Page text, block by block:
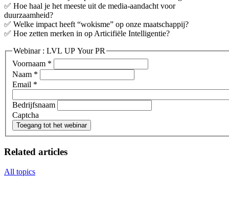
✅ Hoe haal je het meeste uit de media-aandacht voor
duurzaamheid?
✅ Welke impact heeft “wokisme” op onze maatschappij?
✅ Hoe zetten merken in op Articifiële Intelligentie?
Webinar : LVL UP Your PR
Voornaam *
Naam *
Email *
Bedrijfsnaam
Captcha
Toegang tot het webinar
Related articles
All topics